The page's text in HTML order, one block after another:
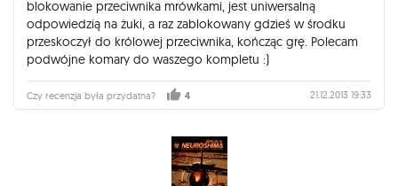
blokowanie przeciwnika mrówkami, jest uniwersalną
odpowiedzią na żuki, a raz zablokowany gdzieś w środku
przeskoczył do królowej przeciwnika, kończąc grę. Polecam
podwójne komary do waszego kompletu :)
Czy recenzja była przydatna? 4 21.12.2013 19:33